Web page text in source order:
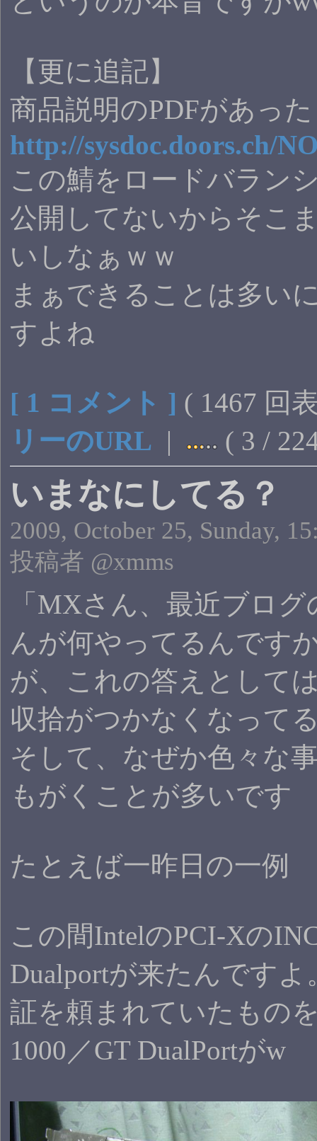
【更に追記】
商品説明のPDFがあった
http://sysdoc.doors.ch/
この鯖をロードバラン
公開してないからそこ
いしなぁｗｗ
まぁできることは多い
すよね
[ 1 コメント ] ( 1467 回
リーのURL | ( 3 /
いまなにしてる？
2009, October 25, Sunday,
投稿者 @xmms
「MXさん、最近ブロ
んが何やってるんです
が、これの答えとして
収拾がつかなくなって
そして、なぜか色々な
もがくことが多いです
たとえば一昨日の一例
この間IntelのPCI-Xの
Dualportが来たんです
証を頼まれていたもの
1000／GT DualPortがw